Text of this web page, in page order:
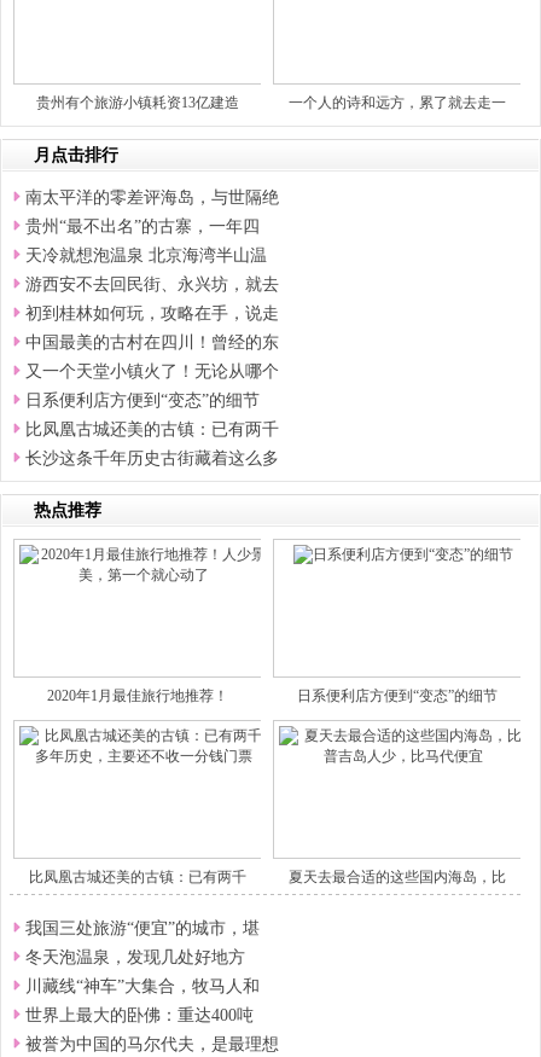
贵州有个旅游小镇耗资13亿建造 一个人的诗和远方，累了就去走一
月点击排行
南太平洋的零差评海岛，与世隔绝
贵州“最不出名”的古寨，一年四
天冷就想泡温泉 北京海湾半山温
游西安不去回民街、永兴坊，就去
初到桂林如何玩，攻略在手，说走
中国最美的古村在四川！曾经的东
又一个天堂小镇火了！无论从哪个
日系便利店方便到“变态”的细节
比凤凰古城还美的古镇：已有两千
长沙这条千年历史古街藏着这么多
热点推荐
2020年1月最佳旅行地推荐！ 日系便利店方便到“变态”的细节
比凤凰古城还美的古镇：已有两千 夏天去最合适的这些国内海岛，比
我国三处旅游“便宜”的城市，堪
冬天泡温泉，发现几处好地方
川藏线“神车”大集合，牧马人和
世界上最大的卧佛：重达400吨
被誉为中国的马尔代夫，是最理想